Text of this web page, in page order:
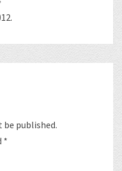
be published.
*